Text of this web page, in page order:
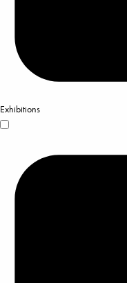
Exhibitions